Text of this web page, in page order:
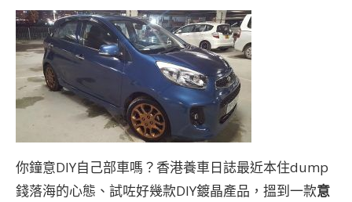
你鐘意DIY自己部車嗎？香港養車日誌最近本住dump
錢落海的心態、試咗好幾款DIY鍍晶產品，搵到一款意